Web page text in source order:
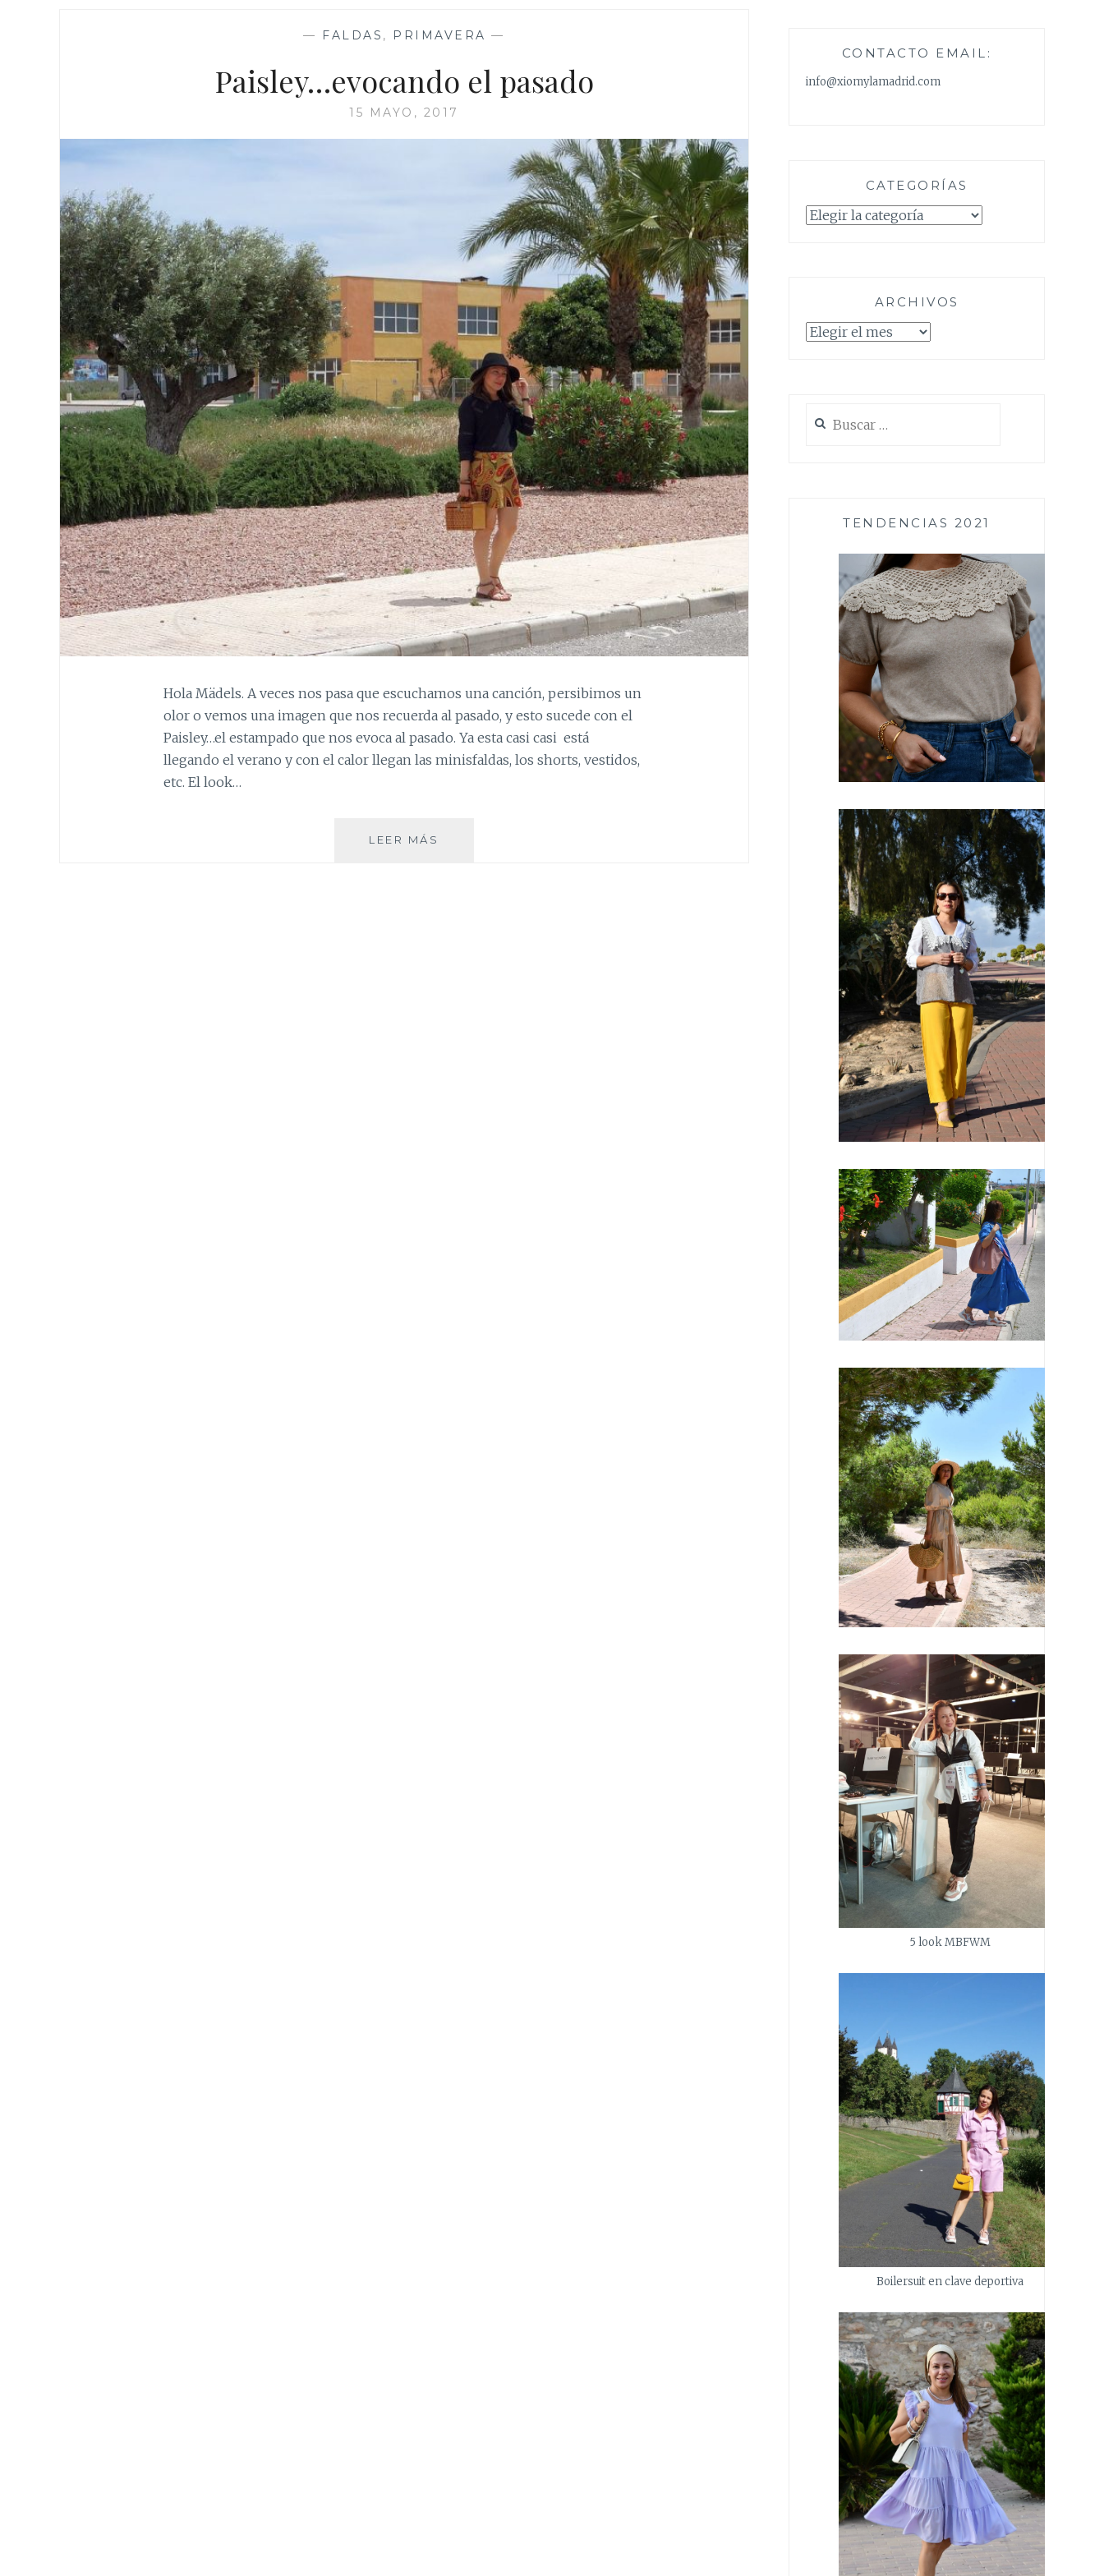
— FALDAS , PRIMAVERA —
Paisley…evocando el pasado
15 MAYO, 2017
Hola Mädels. A veces nos pasa que escuchamos una canción, persibimos un
olor o vemos una imagen que nos recuerda al pasado, y esto sucede con el
Paisley…el estampado que nos evoca al pasado. Ya esta casi casi está
llegando el verano y con el calor llegan las minisfaldas, los shorts, vestidos,
etc. El look…
LEER MÁS
CONTACTO EMAIL:
info@xiomylamadrid.com
CATEGORÍAS
Categorías
ARCHIVOS
Archivos
TENDENCIAS 2021
5 look MBFWM
Boilersuit en clave deportiva